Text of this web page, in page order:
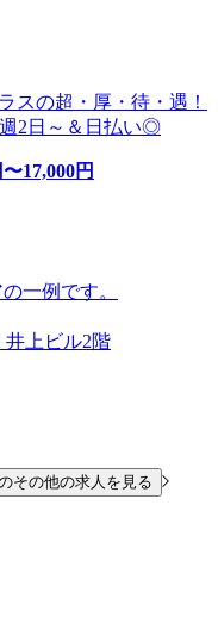
スの超・厚・待・遇！
2日～＆日払い◎
〜17,000円
一例です。
井上ビル2階
その他の求人を見る